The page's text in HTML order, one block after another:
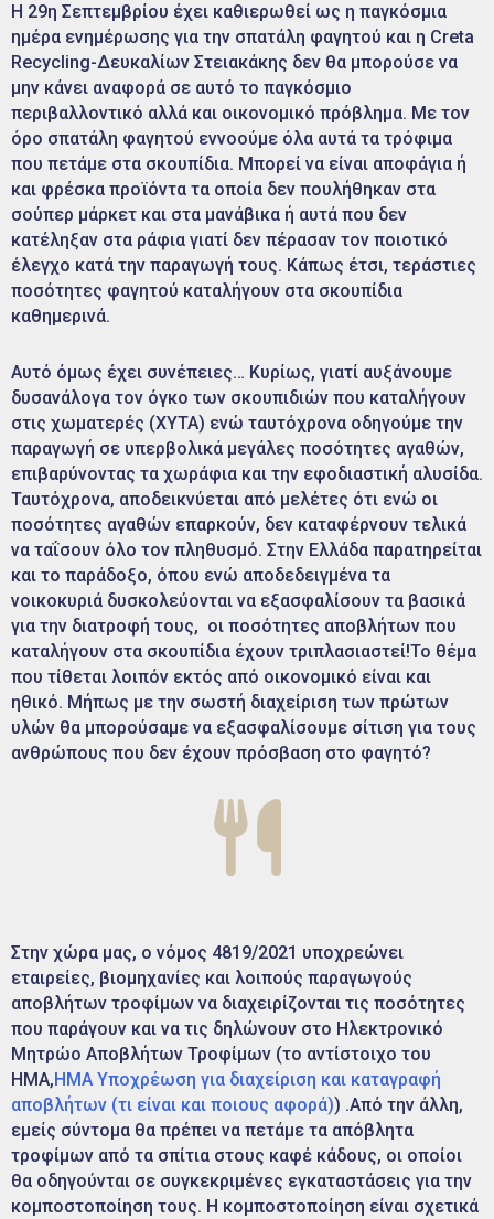
Η 29η Σεπτεμβρίου έχει καθιερωθεί ως η παγκόσμια
ημέρα ενημέρωσης για την σπατάλη φαγητού και η Creta
Recycling-Δευκαλίων Στειακάκης δεν θα μπορούσε να
μην κάνει αναφορά σε αυτό το παγκόσμιο
περιβαλλοντικό αλλά και οικονομικό πρόβλημα. Με τον
όρο σπατάλη φαγητού εννοούμε όλα αυτά τα τρόφιμα
που πετάμε στα σκουπίδια. Μπορεί να είναι αποφάγια ή
και φρέσκα προϊόντα τα οποία δεν πουλήθηκαν στα
σούπερ μάρκετ και στα μανάβικα ή αυτά που δεν
κατέληξαν στα ράφια γιατί δεν πέρασαν τον ποιοτικό
έλεγχο κατά την παραγωγή τους. Κάπως έτσι, τεράστιες
ποσότητες φαγητού καταλήγουν στα σκουπίδια
καθημερινά.
Αυτό όμως έχει συνέπειες… Κυρίως, γιατί αυξάνουμε
δυσανάλογα τον όγκο των σκουπιδιών που καταλήγουν
στις χωματερές (ΧΥΤΑ) ενώ ταυτόχρονα οδηγούμε την
παραγωγή σε υπερβολικά μεγάλες ποσότητες αγαθών,
επιβαρύνοντας τα χωράφια και την εφοδιαστική αλυσίδα.
Ταυτόχρονα, αποδεικνύεται από μελέτες ότι ενώ οι
ποσότητες αγαθών επαρκούν, δεν καταφέρνουν τελικά
να ταΐσουν όλο τον πληθυσμό. Στην Ελλάδα παρατηρείται
και το παράδοξο, όπου ενώ αποδεδειγμένα τα
νοικοκυριά δυσκολεύονται να εξασφαλίσουν τα βασικά
για την διατροφή τους, οι ποσότητες αποβλήτων που
καταλήγουν στα σκουπίδια έχουν τριπλασιαστεί!Το θέμα
που τίθεται λοιπόν εκτός από οικονομικό είναι και
ηθικό. Μήπως με την σωστή διαχείριση των πρώτων
υλών θα μπορούσαμε να εξασφαλίσουμε σίτιση για τους
ανθρώπους που δεν έχουν πρόσβαση στο φαγητό?
Στην χώρα μας, ο νόμος 4819/2021 υποχρεώνει
εταιρείες, βιομηχανίες και λοιπούς παραγωγούς
αποβλήτων τροφίμων να διαχειρίζονται τις ποσότητες
που παράγουν και να τις δηλώνουν στο Ηλεκτρονικό
Μητρώο Αποβλήτων Τροφίμων (το αντίστοιχο του
ΗΜΑ, ΗΜΑ Υποχρέωση για διαχείριση και καταγραφή
αποβλήτων (τι είναι και ποιους αφορά)) .Από την άλλη,
εμείς σύντομα θα πρέπει να πετάμε τα απόβλητα
τροφίμων από τα σπίτια στους καφέ κάδους, οι οποίοι
θα οδηγούνται σε συγκεκριμένες εγκαταστάσεις για την
κομποστοποίηση τους. Η κομποστοποίηση είναι σχετικά